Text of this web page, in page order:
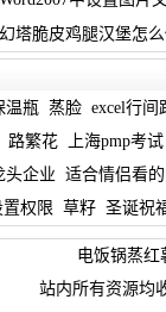
幻塔脆皮鸡腿汉堡怎
温瓶 蒸脸 excel行间
路繁花
上海pmp考试
头企业 适合情侣看
权限 草籽 圣诞祝
电饭锅蒸红
站内所有资源均